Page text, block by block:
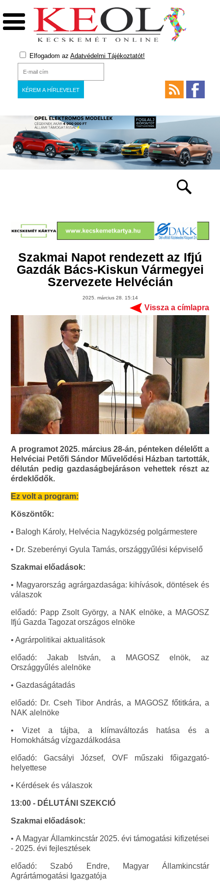
Elfogadom az Adatvédelmi Tájékoztatót!
Szakmai Napot rendezett az Ifjú
Gazdák Bács-Kiskun Vármegyei
Szervezete Helvécián
2025. március 28. 15:14
Vissza a címlapra
A programot 2025. március 28-án, pénteken délelőtt a
Helvéciai Petőfi Sándor Művelődési Házban tartották,
délután pedig gazdaságbejáráson vehettek részt az
érdeklődők.
Ez volt a program:
Köszöntők:
• Balogh Károly, Helvécia Nagyközség polgármestere
• Dr. Szeberényi Gyula Tamás, országgyűlési képviselő
Szakmai előadások:
• Magyarország agrárgazdasága: kihívások, döntések és
válaszok
előadó: Papp Zsolt György, a NAK elnöke, a MAGOSZ
Ifjú Gazda Tagozat országos elnöke
• Agrárpolitikai aktualitások
előadó: Jakab István, a MAGOSZ elnök, az
Országgyűlés alelnöke
• Gazdaságátadás
előadó: Dr. Cseh Tibor András, a MAGOSZ főtitkára, a
NAK alelnöke
• Vizet a tájba, a klímaváltozás hatása és a
Homokhátság vízgazdálkodása
előadó: Gacsályi József, OVF műszaki főigazgató-
helyettese
• Kérdések és válaszok
13:00 - DÉLUTÁNI SZEKCIÓ
Szakmai előadások:
• A Magyar Államkincstár 2025. évi támogatási kifizetései
- 2025. évi fejlesztések
előadó: Szabó Endre, Magyar Államkincstár
Agrártámogatási Igazgatója